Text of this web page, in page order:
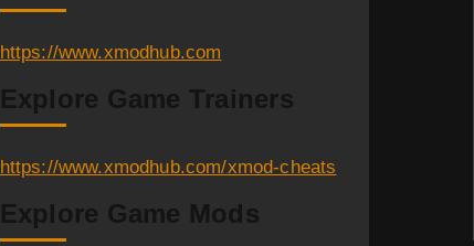
https://www.xmodhub.com
Explore Game Trainers
https://www.xmodhub.com/xmod-cheats
Explore Game Mods